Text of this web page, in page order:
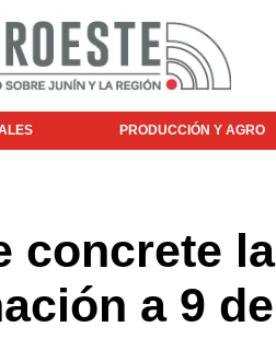
PRODUCCIÓN Y AGRO
concrete la
a 9 de